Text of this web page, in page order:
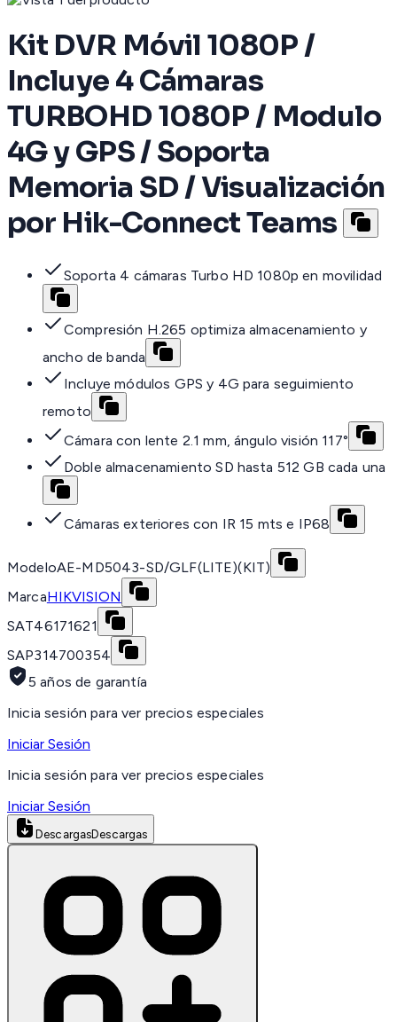
Kit DVR Móvil 1080P /
Incluye 4 Cámaras
TURBOHD 1080P / Modulo
4G y GPS / Soporta
Memoria SD / Visualización
por Hik-Connect Teams
Soporta 4 cámaras Turbo HD 1080p en movilidad
Compresión H.265 optimiza almacenamiento y
ancho de banda
Incluye módulos GPS y 4G para seguimiento
remoto
Cámara con lente 2.1 mm, ángulo visión 117°
Doble almacenamiento SD hasta 512 GB cada una
Cámaras exteriores con IR 15 mts e IP68
ModeloAE-MD5043-SD/GLF(LITE)(KIT)
MarcaHIKVISION
SAT46171621
SAP314700354
5 años de garantía
Inicia sesión para ver precios especiales
Iniciar Sesión
Inicia sesión para ver precios especiales
Iniciar Sesión
DescargasDescargas